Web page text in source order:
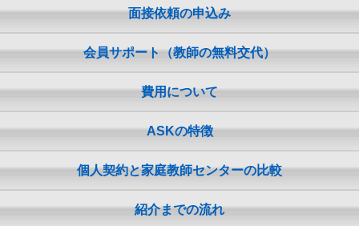
面接依頼の申込み
会員サポート（教師の無料交代）
費用について
ASKの特徴
個人契約と家庭教師センターの比較
紹介までの流れ